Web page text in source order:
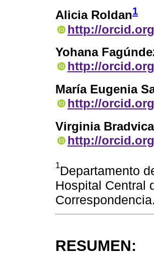
Alicia Roldan1
http://
Yohana
http://
María Eugenia
http://
Virginia Bradvica
http://
1Departamento
Hospital Central
RESUMEN: